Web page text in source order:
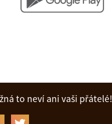
to neví ani vaši přátelé!